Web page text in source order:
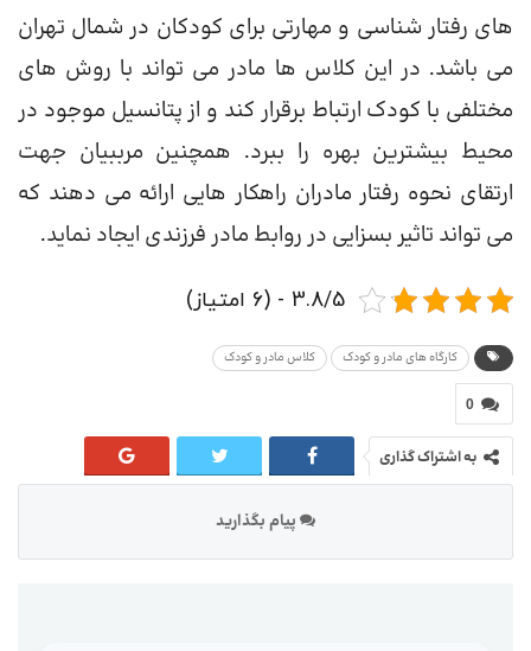
های رفتار شناسی و مهارتی برای کودکان در شمال تهران
می باشد. در این کلاس ها مادر می تواند با روش های
مختلفی با کودک ارتباط برقرار کند و از پتانسیل موجود در
محیط بیشترین بهره را ببرد. همچنین مرببیان جهت
ارتقای نحوه رفتار مادران راهکار هایی ارائه می دهند که
می تواند تاثیر بسزایی در روابط مادر فرزندی ایجاد نماید.
3.8/5 - (6 امتیاز)
کارگاه های مادر و کودک کلاس مادر و کودک
0
به اشتراک گذاری
پیام بگذارید